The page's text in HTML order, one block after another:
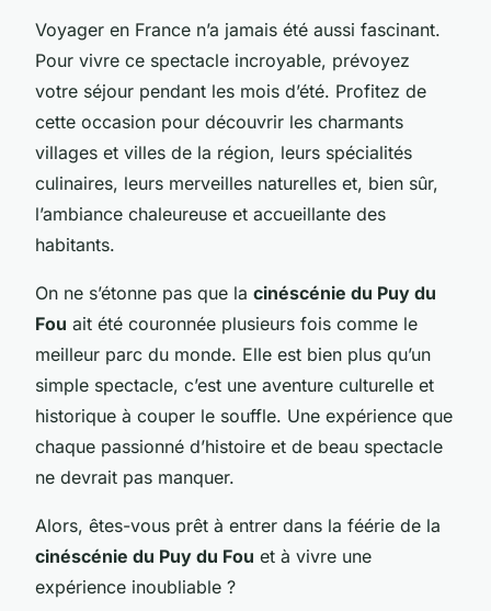
Voyager en France n’a jamais été aussi fascinant.
Pour vivre ce spectacle incroyable, prévoyez
votre séjour pendant les mois d’été. Profitez de
cette occasion pour découvrir les charmants
villages et villes de la région, leurs spécialités
culinaires, leurs merveilles naturelles et, bien sûr,
l’ambiance chaleureuse et accueillante des
habitants.
On ne s’étonne pas que la cinéscénie du Puy du
Fou ait été couronnée plusieurs fois comme le
meilleur parc du monde. Elle est bien plus qu’un
simple spectacle, c’est une aventure culturelle et
historique à couper le souffle. Une expérience que
chaque passionné d’histoire et de beau spectacle
ne devrait pas manquer.
Alors, êtes-vous prêt à entrer dans la féérie de la
cinéscénie du Puy du Fou et à vivre une
expérience inoubliable ?